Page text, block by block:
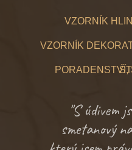
VZORNÍK
VZORNÍK
PORADENSTVÍ,
"S údivem
smetanový